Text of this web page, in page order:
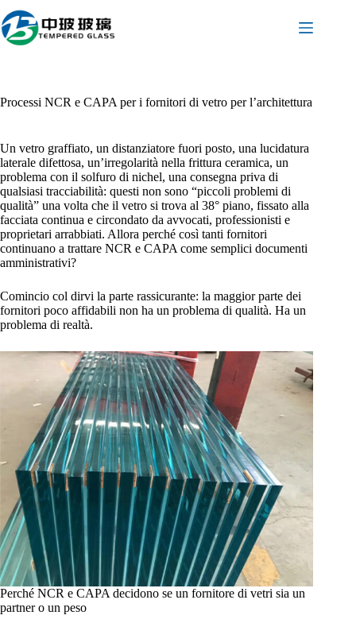
al
contenuto
Processi NCR e CAPA per i fornitori di vetro per l’architettura
Un vetro graffiato, un distanziatore fuori posto, una lucidatura
laterale difettosa, un’irregolarità nella frittura ceramica, un
problema con il solfuro di nichel, una consegna priva di
qualsiasi tracciabilità: questi non sono “piccoli problemi di
qualità” una volta che il vetro si trova al 38° piano, fissato alla
facciata continua e circondato da avvocati, professionisti e
proprietari arrabbiati. Allora perché così tanti fornitori
continuano a trattare NCR e CAPA come semplici documenti
amministrativi?
Comincio col dirvi la parte rassicurante: la maggior parte dei
fornitori poco affidabili non ha un problema di qualità. Ha un
problema di realtà.
Perché NCR e CAPA decidono se un fornitore di vetri sia un
partner o un peso